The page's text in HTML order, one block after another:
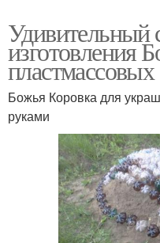
Удивительный
изготовления
Божья Коровка для
руками